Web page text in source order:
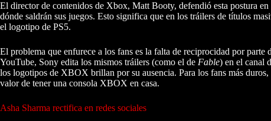
El director de contenidos de Xbox, Matt Booty, defendió esta postura
dónde saldrán sus juegos. Esto significa que en los tráilers de títulos
el logotipo de PS5.
El problema que enfurece a los fans es la falta de reciprocidad por
YouTube, Sony edita los mismos tráilers (como el de Fable) en el canal
los logotipos de XBOX brillan por su ausencia. Para los fans más
valor de tener una consola XBOX en casa.
Asha Sharma rectifica en redes sociales